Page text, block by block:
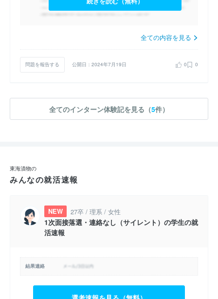
全ての内容を見る
問題を報告する 公開日：2024年7月19日 0 0
全てのインターン体験記を見る（5件）
東海漬物の
みんなの就活速報
NEW 27卒 / 理系 / 女性
1次面接落選・連絡なし（サイレント）の学生の就
活速報
結果連絡